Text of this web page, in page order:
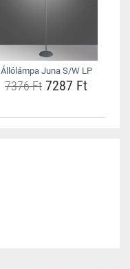
Állólámpa Juna S/W LP
7376 Ft 7287 Ft